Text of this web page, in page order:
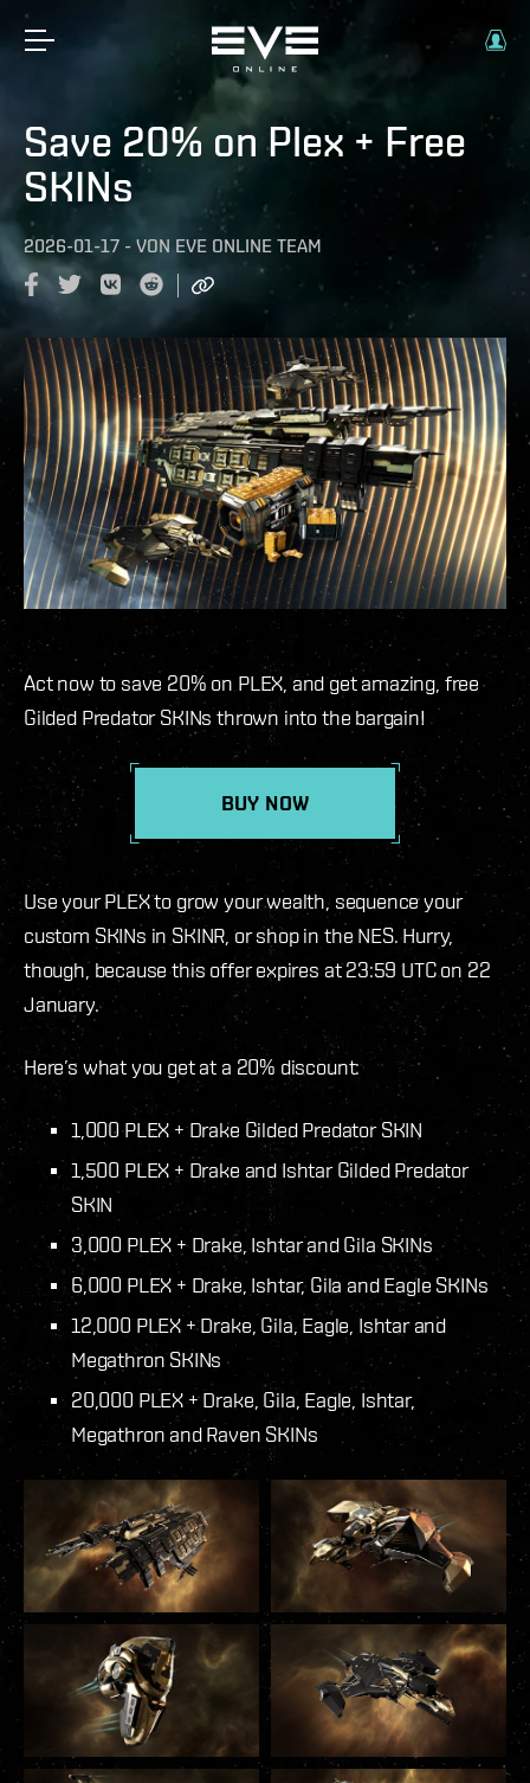
Save 20% on Plex + Free
SKINs
2026-01-17 - VON EVE ONLINE TEAM
Act now to save 20% on PLEX, and get amazing, free
Gilded Predator SKINs thrown into the bargain!
BUY NOW
Use your PLEX to grow your wealth, sequence your
custom SKINs in SKINR, or shop in the NES. Hurry,
though, because this offer expires at 23:59 UTC on 22
January.
Here’s what you get at a 20% discount:
1,000 PLEX + Drake Gilded Predator SKIN
1,500 PLEX + Drake and Ishtar Gilded Predator
SKIN
3,000 PLEX + Drake, Ishtar and Gila SKINs
6,000 PLEX + Drake, Ishtar, Gila and Eagle SKINs
12,000 PLEX + Drake, Gila, Eagle, Ishtar and
Megathron SKINs
20,000 PLEX + Drake, Gila, Eagle, Ishtar,
Megathron and Raven SKINs